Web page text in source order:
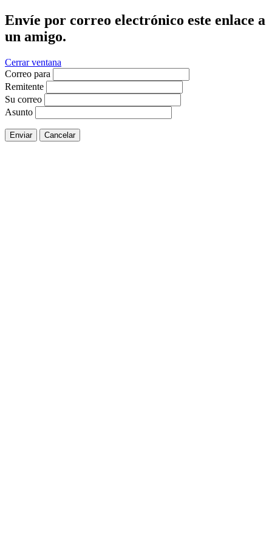
Envíe por correo electrónico este enlace a
un amigo.
Cerrar ventana
Correo para
Remitente
Su correo
Asunto
Enviar Cancelar